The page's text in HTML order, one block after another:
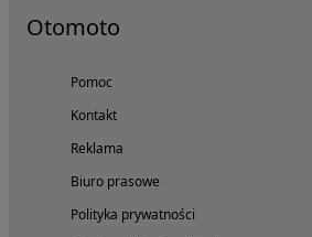
Otomoto
Pomoc
Kontakt
Reklama
Biuro prasowe
Polityka prywatności